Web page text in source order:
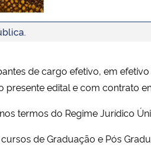
de cargo efetivo, em
edital e com contrato
termos do Regime Jurídico
de Graduação e Pós